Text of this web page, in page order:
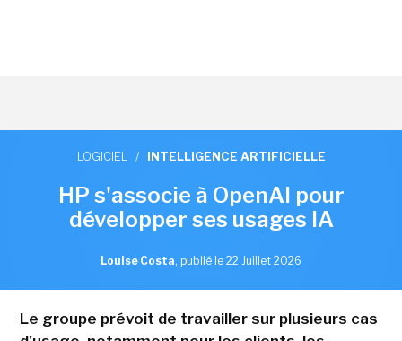
LOGICIEL / INTELLIGENCE ARTIFICIELLE
HP s'associe à OpenAI pour
développer ses usages IA
Louise Costa, publié le 22 Juillet 2026
Le groupe prévoit de travailler sur plusieurs cas